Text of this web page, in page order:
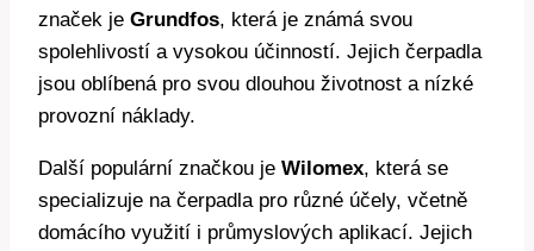
značek je Grundfos, která je známá svou
spolehlivostí a vysokou účinností. Jejich čerpadla
jsou oblíbená pro svou dlouhou životnost a nízké
provozní náklady.
Další populární značkou je Wilomex, která se
specializuje na čerpadla pro různé účely, včetně
domácího využití i průmyslových aplikací. Jejich